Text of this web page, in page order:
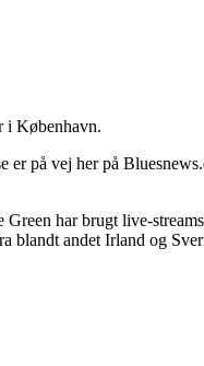
i København.
er på vej her på
Green har brugt live-
blandt andet Irland og